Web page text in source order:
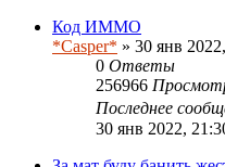
Код ИММО
*Casper* » 30 янв
0 Ответы
256966
Последнее
30 янв 2022,